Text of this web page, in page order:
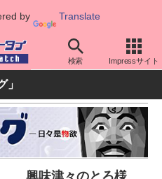
by Translate
検索 Impressサイト
ネコ
」